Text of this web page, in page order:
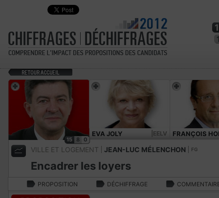
15 8 0
EVA JOLY |EELV FRANÇOIS
VILLE ET LOGEMENT JEAN-LUC MÉLENCHON FG
Encadrer les loyers
PROPOSITION DÉCHIFFRAGE